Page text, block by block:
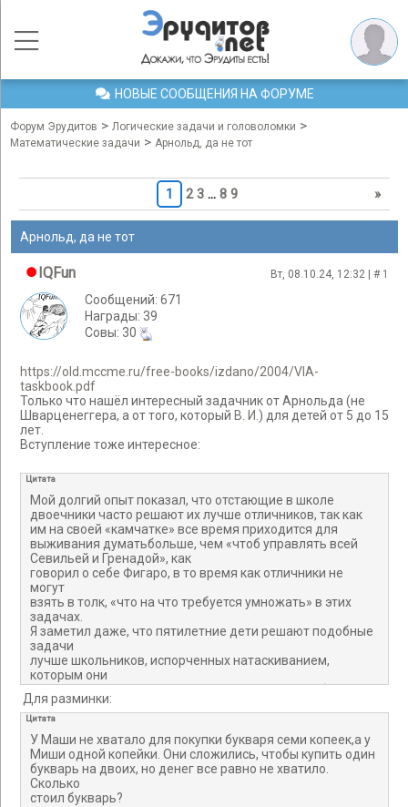
НОВЫЕ СООБЩЕНИЯ НА ФОРУМЕ
Форум Эрудитов > Логические задачи и головоломки >
Математические задачи > Арнольд, да не тот
1 2 3 … 8 9 »
Арнольд, да не тот
IQFun Вт, 08.10.24, 12:32 | # 1
Сообщений: 671
Награды: 39
Cовы: 30
https://old.mccme.ru/free-books/izdano/2004/VIA-
taskbook.pdf
Только что нашёл интересный задачник от Арнольда (не
Шварценеггера, а от того, который В. И.) для детей от 5 до 15
лет.
Вступление тоже интересное:
Цитата
Мой долгий опыт показал, что отстающие в школе
двоечники часто решают их лучше отличников, так как
им на своей «камчатке» все время приходится для
выживания думатьбольше, чем «чтоб управлять всей
Севильей и Гренадой», как
говорил о себе Фигаро, в то время как отличники не
могут
взять в толк, «что на что требуется умножать» в этих
задачах.
Я заметил даже, что пятилетние дети решают подобные
задачи
лучше школьников, испорченных натаскиванием,
которым они
даются легче, чем студентам, подвергшимся зубрежке в
университете, но все же превосходящим своих
профессоров (хуже
всех решают эти простые задачи нобелевские и
филдсовские
лауреаты).
Для разминки:
Цитата
У Маши не хватало для покупки букваря семи копеек,а у
Миши одной копейки. Они сложились, чтобы купить один
букварь на двоих, но денег все равно не хватило.
Сколько
стоил букварь?